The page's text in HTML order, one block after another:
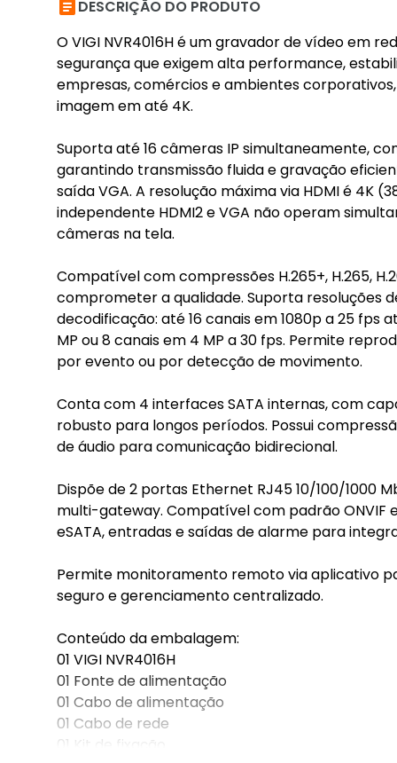
DESCRIÇÃO DO PRODUTO
O VIGI NVR4016H é um gravador de vídeo em
segurança que exigem alta performance,
empresas, comércios e ambientes
imagem em até 4K.
Suporta até 16 câmeras IP simultaneamente,
garantindo transmissão fluida e gravação
saída VGA. A resolução máxima via HDMI é 4K
independente HDMI2 e VGA não operam
câmeras na tela.
Compatível com compressões H.265+, H.265,
comprometer a qualidade. Suporta resoluções
decodificação: até 16 canais em 1080p a 25 fps
MP ou 8 canais em 4 MP a 30 fps. Permite
por evento ou por detecção de movimento.
Conta com 4 interfaces SATA internas, com
robusto para longos períodos. Possui
de áudio para comunicação bidirecional.
Dispõe de 2 portas Ethernet RJ45 10/100/1000
multi-gateway. Compatível com padrão ONVIF
eSATA, entradas e saídas de alarme para
Permite monitoramento remoto via aplicativo
seguro e gerenciamento centralizado.
Conteúdo da embalagem:
01 VIGI NVR4016H
01 Fonte de alimentação
01 Cabo de alimentação
01 Cabo de rede
01 Kit de fixação